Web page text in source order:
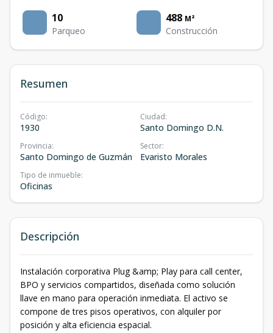
10
Parqueo
488 M²
Construcción
Resumen
Código:
1930
Ciudad:
Santo Domingo D.N.
Provincia:
Santo Domingo de Guzmán
Sector:
Evaristo Morales
Tipo de inmueble:
Oficinas
Descripción
Instalación corporativa Plug &amp; Play para call center,
BPO y servicios compartidos, diseñada como solución
llave en mano para operación inmediata. El activo se
compone de tres pisos operativos, con alquiler por
posición y alta eficiencia espacial.